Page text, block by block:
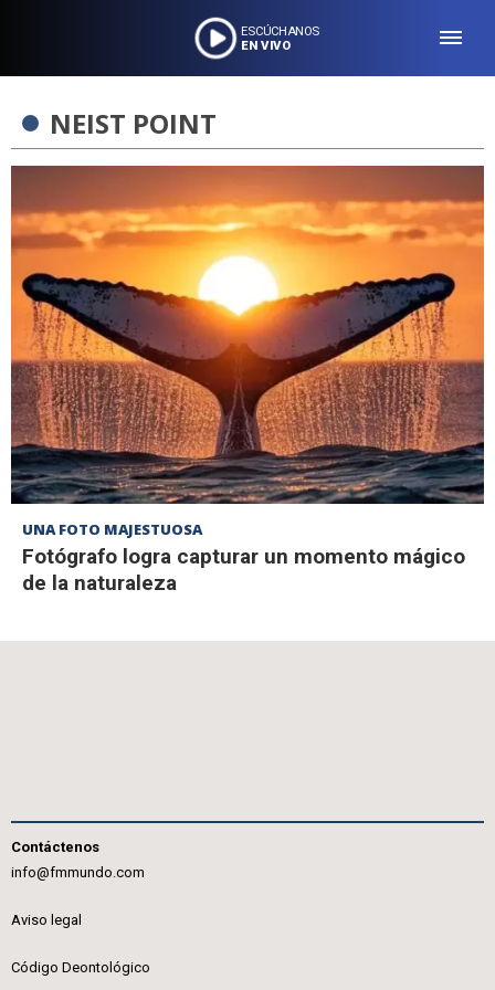
ESCÚCHANOS
EN VIVO
NEIST POINT
UNA FOTO MAJESTUOSA
Fotógrafo logra capturar un momento mágico
de la naturaleza
Contáctenos
info@fmmundo.com
Aviso legal
Código Deontológico